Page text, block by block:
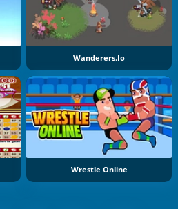
Wanderers.io
Wrestle Online